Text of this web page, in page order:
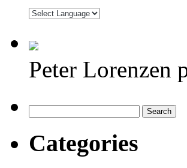
Peter Lorenzen
for:
Categories